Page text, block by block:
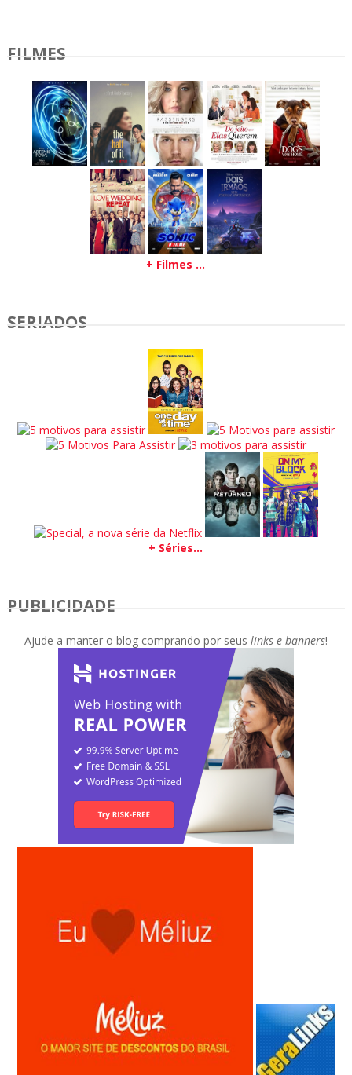
FILMES
+ Filmes ...
SERIADOS
+ Séries...
PUBLICIDADE
Ajude a manter o blog comprando por seus links e banners!